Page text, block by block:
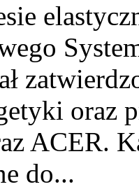
oraz
ACER.
do...